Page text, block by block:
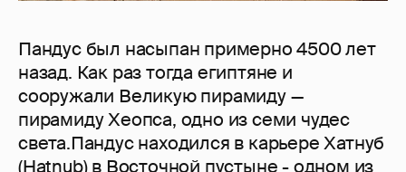
Пандус был насыпан примерно 4500 лет
назад. Как раз тогда египтяне и
сооружали Великую пирамиду —
пирамиду Хеопса, одно из семи чудес
света.Пандус находился в карьере Хатнуб
(Hatnub) в Восточной пустыне - одном из